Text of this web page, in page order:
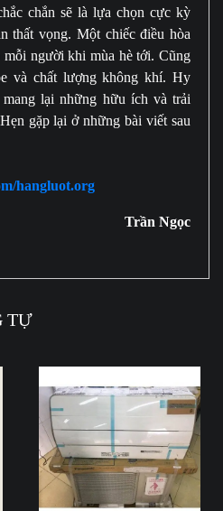
chắn sẽ là lựa chọn cực kỳ
thất vọng. Một chiếc điều hòa
mỗi người khi mùa hè tới. Cũng
và chất lượng không khí. Hy
lại những hữu ích và trải
gặp lại ở những bài viết sau
hangluot.org
Trần Ngọc
TỰ